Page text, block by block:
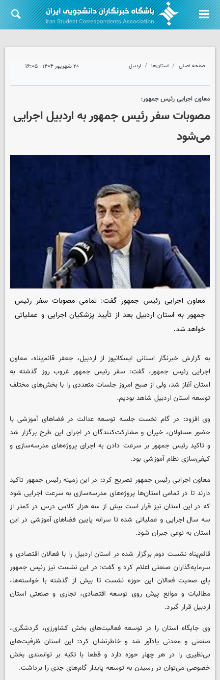
صفحه اصلی استان‌ها اردبیل ۲۰ شهریور ۱۴۰۴ - ۱۶:۰۵
معاون اجرایی رئیس جمهور:
مصوبات سفر رئیس جمهور به اردبیل اجرایی
می‌شود
معاون اجرایی رئیس جمهور گفت: تمامی مصوبات سفر رئیس
جمهور به استان اردبیل بعد از تأیید پزشکیان اجرایی و عملیاتی
خواهد شد.
به گزارش خبرنگار استانی ایسکانیوز از اردبیل، جعفر قائم‌پناه، معاون
اجرایی رئیس جمهور، گفت: سفر رئیس جمهور غروب روز گذشته به
استان آغاز شد، ولی از صبح امروز جلسات متعددی را با بخش‌های مختلف
توسعه استان اردبیل شاهد بودیم.
وی افزود: در گام نخست جلسه توسعه عدالت در فضاهای آموزشی با
حضور مسئولان، خیران و مشارکت‌کنندگان در اجرای این طرح برگزار شد
و تاکید رئیس جمهور بر سرعت دادن به اجرای پروژه‌های مدرسه‌سازی و
کیفی‌سازی نظام آموزشی بود.
معاون اجرایی رئیس جمهور تصریح کرد: در این زمینه رئیس جمهور تاکید
دارند تا در تمامی استان‌ها پروژه‌های مدرسه‌سازی به سرعت اجرایی شود
که در این استان نیز قرار است بیش از سه هزار کلاس درس در کمتر از
سه سال اجرایی و عملیاتی شده تا سرانه پایین فضاهای آموزشی در این
استان به نوعی جبران شود.
قائم‌پناه نشست دوم برگزار شده در استان اردبیل را با فعالان اقتصادی و
سرمایه‌گذاران صنعتی اعلام کرد و گفت: در این نشست نیز رئیس جمهور
پای صحبت فعالان این حوزه نشست تا بیش از گذشته با خواسته‌ها،
مطالبات و موانع پیش روی توسعه اقتصادی، تجاری و صنعتی استان
اردبیل قرار گیرد.
وی جایگاه استان را در توسعه فعالیت‌های بخش کشاورزی، گردشگری،
صنعتی و معدنی یادآور شد و خاطرنشان کرد: این استان ظرفیت‌های
بی‌نظیری را در هر چهار حوزه دارد و قطعا با تکیه بر توانمندی بخش
خصوصی می‌توان در رسیدن به توسعه پایدار گام‌های جدی را برداشت.